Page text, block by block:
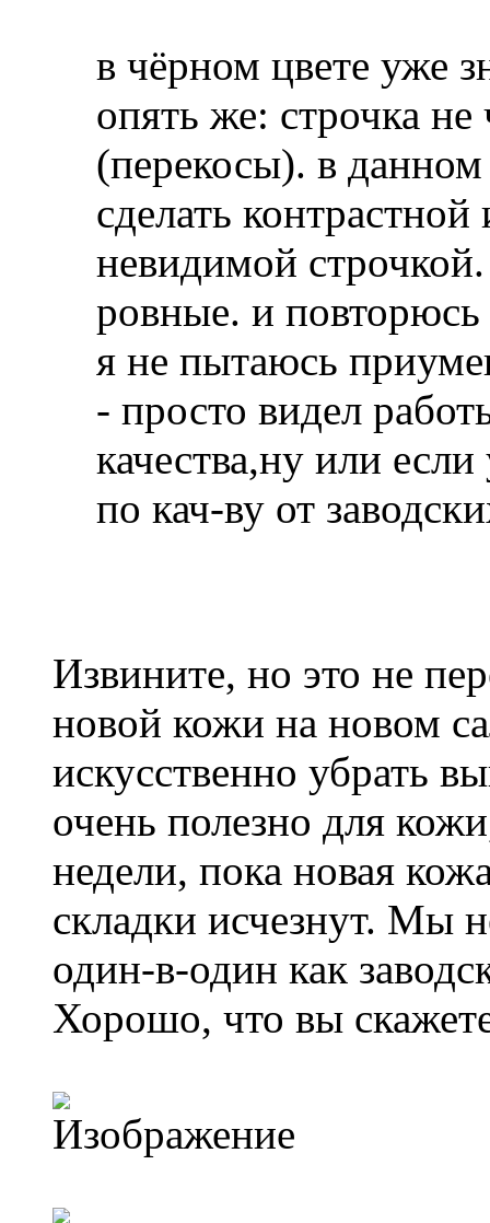
в чёрном цвете уже
опять же: строчка
(перекосы). в
сделать
невидимой
ровные. и
я не пытаюсь
- просто видел
качества,ну или
по кач-ву от
Извините, но это не
новой кожи на новом
искусственно убрать
очень полезно для
недели, пока новая
складки исчезнут. Мы
один-в-один как
Хорошо, что вы